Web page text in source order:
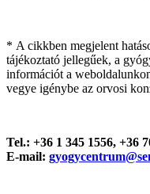
* A cikkben megjelent
tájékoztató jellegűek, a
információt a
vegye igénybe az orvosi
Tel.: +36 1 345 1556, +36
E-mail: